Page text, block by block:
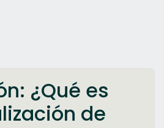
¿Qué es
de